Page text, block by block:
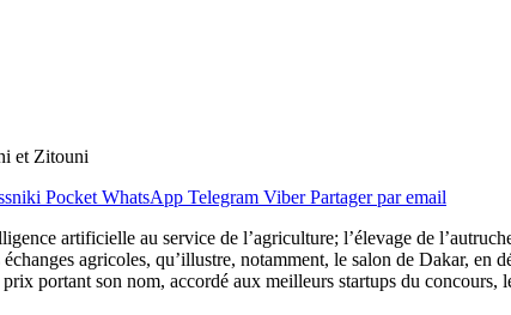
et Zitouni
Pocket WhatsApp Telegram Viber Partager par email
artificielle au service de l’agriculture; l’élevage de
agricoles, qu’illustre, notamment, le salon de Dakar,
portant son nom, accordé aux meilleurs startups du concours,